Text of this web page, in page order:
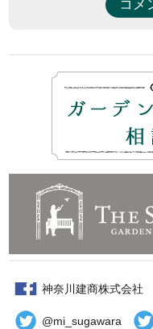
神奈川建商株式会社
@mi_sugawara